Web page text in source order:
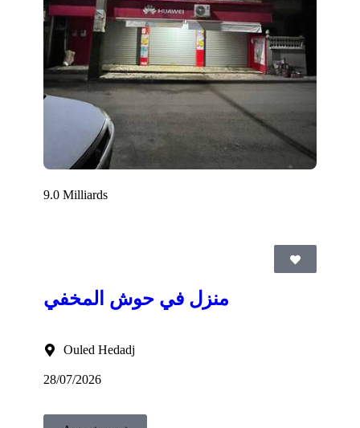
9.0 Milliards
منزل في حوش المخفي
Ouled Hedadj
28/07/2026